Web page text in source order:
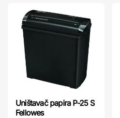
Uništavač papira P-25 S
Fellowes